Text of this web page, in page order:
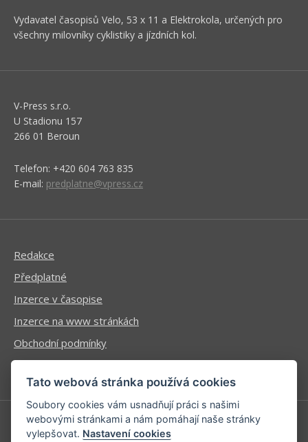
Vydavatel časopisů Velo, 53 x 11 a Elektrokola, určených pro
všechny milovníky cyklistiky a jízdních kol.
V-Press s.r.o.
U Stadionu 157
266 01 Beroun
Telefon: +420 604 763 835
E-mail: predplatne@vpress.cz
Redakce
Předplatné
Inzerce v časopise
Inzerce na www stránkách
Obchodní podmínky
Ochrana osobních údajů
Příhlášení | Registrace
Tato webová stránka používá cookies
Soubory cookies vám usnadňují práci s našimi
webovými stránkami a nám pomáhají naše stránky
vylepšovat. Nastavení cookies